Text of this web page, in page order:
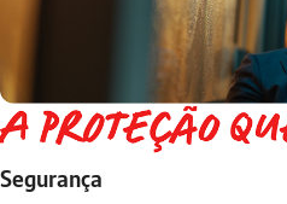
Segurança